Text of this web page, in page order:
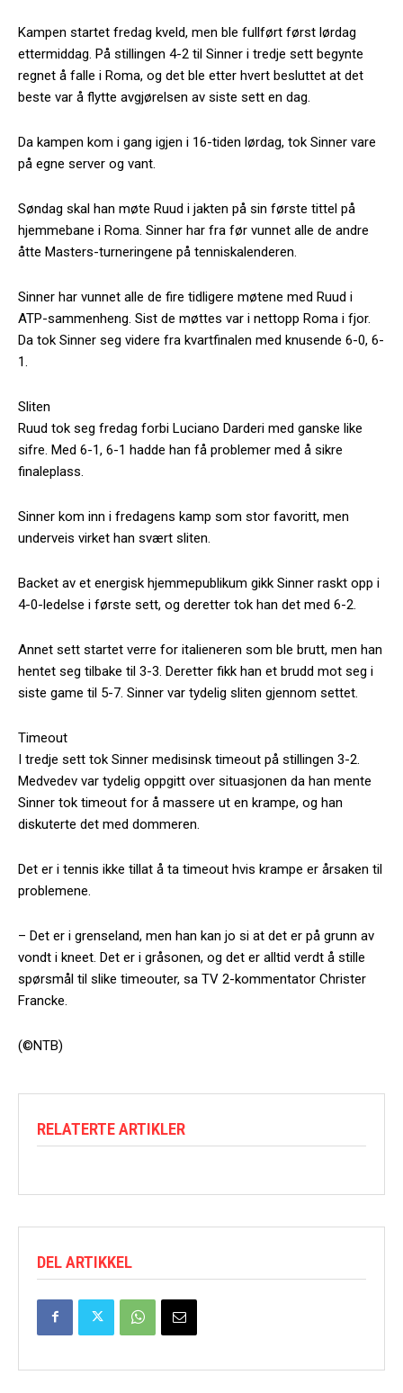
Kampen startet fredag kveld, men ble fullført først lørdag
ettermiddag. På stillingen 4-2 til Sinner i tredje sett begynte
regnet å falle i Roma, og det ble etter hvert besluttet at det
beste var å flytte avgjørelsen av siste sett en dag.
Da kampen kom i gang igjen i 16-tiden lørdag, tok Sinner vare
på egne server og vant.
Søndag skal han møte Ruud i jakten på sin første tittel på
hjemmebane i Roma. Sinner har fra før vunnet alle de andre
åtte Masters-turneringene på tenniskalenderen.
Sinner har vunnet alle de fire tidligere møtene med Ruud i
ATP-sammenheng. Sist de møttes var i nettopp Roma i fjor.
Da tok Sinner seg videre fra kvartfinalen med knusende 6-0, 6-
1.
Sliten
Ruud tok seg fredag forbi Luciano Darderi med ganske like
sifre. Med 6-1, 6-1 hadde han få problemer med å sikre
finaleplass.
Sinner kom inn i fredagens kamp som stor favoritt, men
underveis virket han svært sliten.
Backet av et energisk hjemmepublikum gikk Sinner raskt opp i
4-0-ledelse i første sett, og deretter tok han det med 6-2.
Annet sett startet verre for italieneren som ble brutt, men han
hentet seg tilbake til 3-3. Deretter fikk han et brudd mot seg i
siste game til 5-7. Sinner var tydelig sliten gjennom settet.
Timeout
I tredje sett tok Sinner medisinsk timeout på stillingen 3-2.
Medvedev var tydelig oppgitt over situasjonen da han mente
Sinner tok timeout for å massere ut en krampe, og han
diskuterte det med dommeren.
Det er i tennis ikke tillat å ta timeout hvis krampe er årsaken til
problemene.
– Det er i grenseland, men han kan jo si at det er på grunn av
vondt i kneet. Det er i gråsonen, og det er alltid verdt å stille
spørsmål til slike timeouter, sa TV 2-kommentator Christer
Francke.
(©NTB)
RELATERTE ARTIKLER
DEL ARTIKKEL